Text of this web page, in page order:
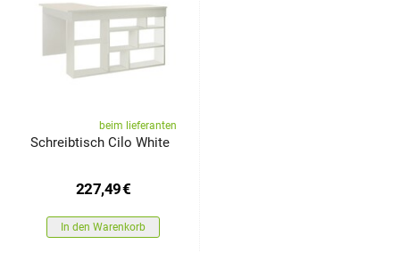
beim lieferanten
Schreibtisch Cilo White
227,49€
In den Warenkorb